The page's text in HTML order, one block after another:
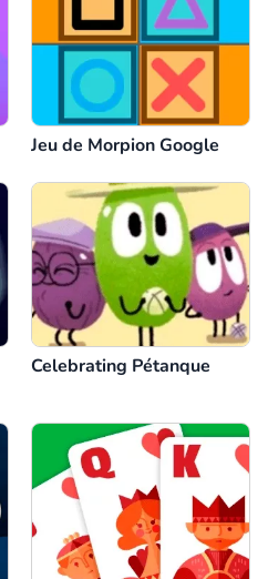
Jeu de Morpion Google
Celebrating Pétanque